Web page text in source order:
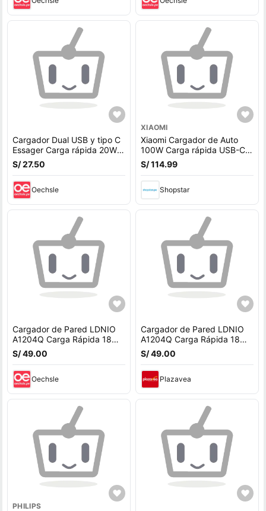
Cargador Dual USB y tipo C
Essager Carga rápida 20W
QC 3,0 GaN PD
S/ 27.50
Oechsle
XIAOMI
Xiaomi Cargador de Auto
100W Carga rápida USB-C
Dual Negro
S/ 114.99
Shopstar
Cargador de Pared LDNIO
A1204Q Carga Rápida 18W
QC 3.0 Tipo C
S/ 49.00
Oechsle
Cargador de Pared LDNIO
A1204Q Carga Rápida 18W
QC 3.0 Tipo C
S/ 49.00
Plazavea
PHILIPS